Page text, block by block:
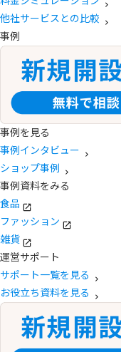
他社サービスとの比較
事例
事例を見る
事例インタビュー
ショップ事例
事例資料をみる
食品
ファッション
雑貨
運営サポート
サポート一覧を見る
お役立ち資料を見る